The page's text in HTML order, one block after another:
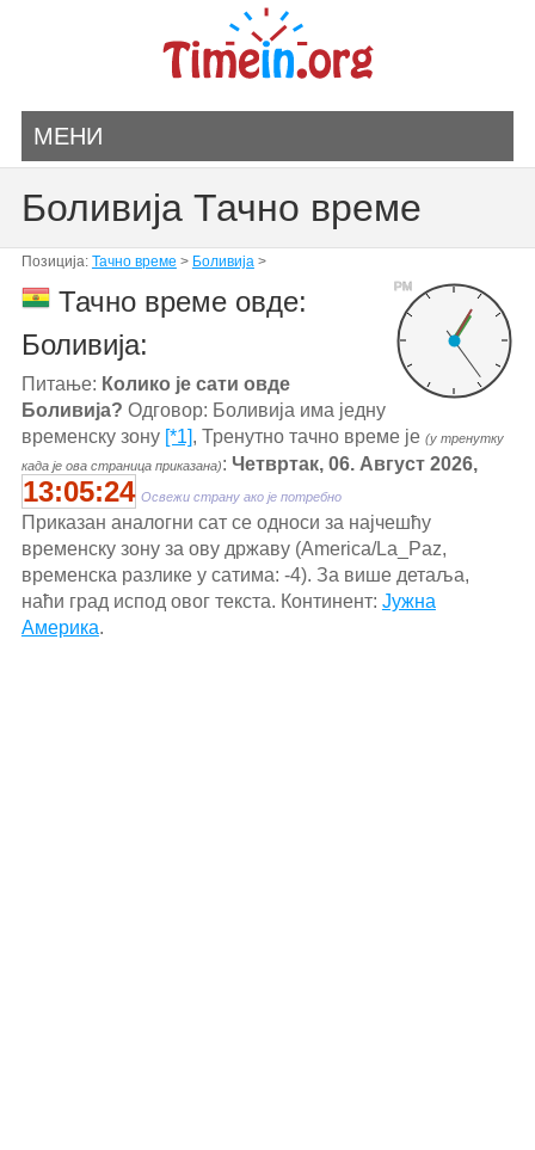
МЕНИ
Боливија Тачно време
Позиција: Тачно време > Боливија>
PM
Тачно време овде:
Боливија:
Питање: Колико је сати овде
Боливија? Одговор: Боливија има једну
временску зону [*1], Тренутно тачно време је (у тренутку
када је ова страница приказана): Четвртак, 06. Август 2026,
13:05:24 Освежи страну ако је потребно
Приказан аналогни сат се односи за најчешћу
временску зону за ову државу (America/La_Paz,
временска разлике у сатима: -4). За више детаља,
наћи град испод овог текста. Континент: Јужна
Америка.